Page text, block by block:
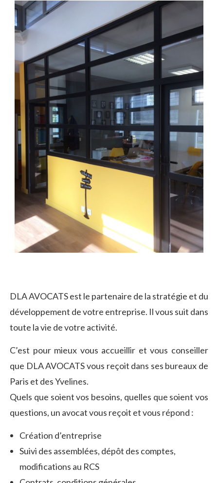
DLA AVOCATS est le partenaire de la stratégie et du
développement de votre entreprise. Il vous suit dans
toute la vie de votre activité.
C’est pour mieux vous accueillir et vous conseiller
que DLA AVOCATS vous reçoit dans ses bureaux de
Paris et des Yvelines.
Quels que soient vos besoins, quelles que soient vos
questions, un avocat vous reçoit et vous répond :
Création d’entreprise
Suivi des assemblées, dépôt des comptes,
modifications au RCS